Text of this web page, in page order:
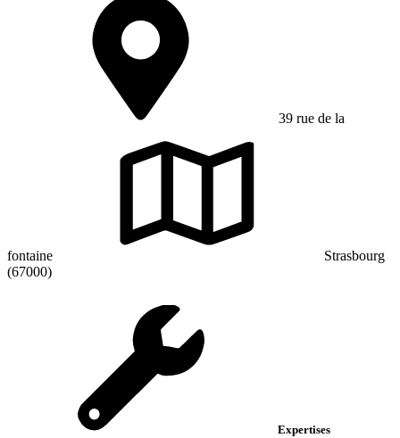
39 rue de la
fontaine
Strasbourg
(67000)
Expertises